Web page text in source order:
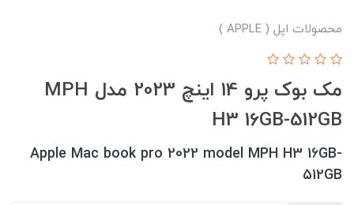
محصولات اپل ( APPLE )
مک بوک پرو 14 اینچ 2023 مدل MPH
H3 16GB-512GB
Apple Mac book pro 2022 model MPH H3 16GB-
512GB